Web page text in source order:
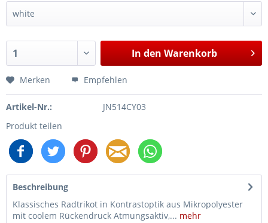
In den Warenkorb
Merken Empfehlen
Artikel-Nr.:
JN514CY03
Produkt teilen
Beschreibung
Klassisches Radtrikot in Kontrastoptik aus Mikropolyester
mit coolem Rückendruck Atmungsaktiv,... mehr